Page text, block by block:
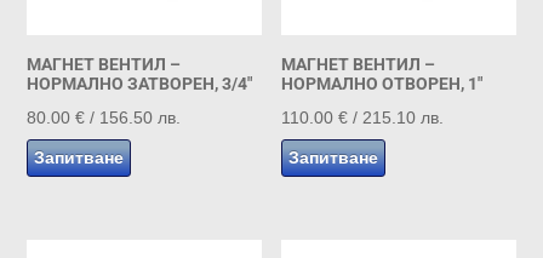
МАГНЕТ ВЕНТИЛ –
НОРМАЛНО ЗАТВОРЕН, 3/4″
80.00€ / 156.50 лв.
Запитване
МАГНЕТ ВЕНТИЛ –
НОРМАЛНО ОТВОРЕН, 1″
110.00€ / 215.10 лв.
Запитване